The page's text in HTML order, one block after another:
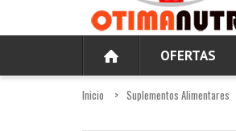
OFERTAS
Inicio Suplementos Alimentares